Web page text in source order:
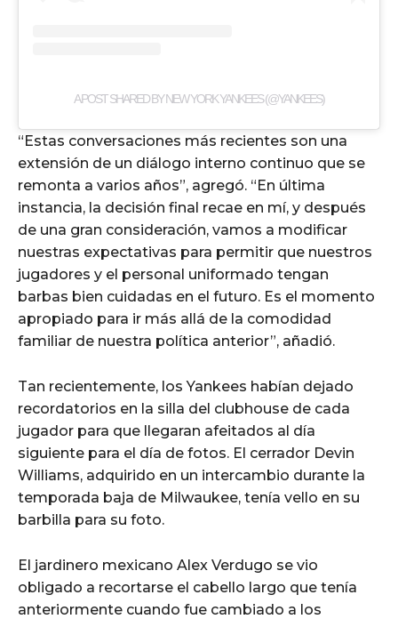
A POST SHARED BY NEW YORK YANKEES (@YANKEES)
“Estas conversaciones más recientes son una
extensión de un diálogo interno continuo que se
remonta a varios años”, agregó. “En última
instancia, la decisión final recae en mí, y después
de una gran consideración, vamos a modificar
nuestras expectativas para permitir que nuestros
jugadores y el personal uniformado tengan
barbas bien cuidadas en el futuro. Es el momento
apropiado para ir más allá de la comodidad
familiar de nuestra política anterior”, añadió.
Tan recientemente, los Yankees habían dejado
recordatorios en la silla del clubhouse de cada
jugador para que llegaran afeitados al día
siguiente para el día de fotos. El cerrador Devin
Williams, adquirido en un intercambio durante la
temporada baja de Milwaukee, tenía vello en su
barbilla para su foto.
El jardinero mexicano Alex Verdugo se vio
obligado a recortarse el cabello largo que tenía
anteriormente cuando fue cambiado a los